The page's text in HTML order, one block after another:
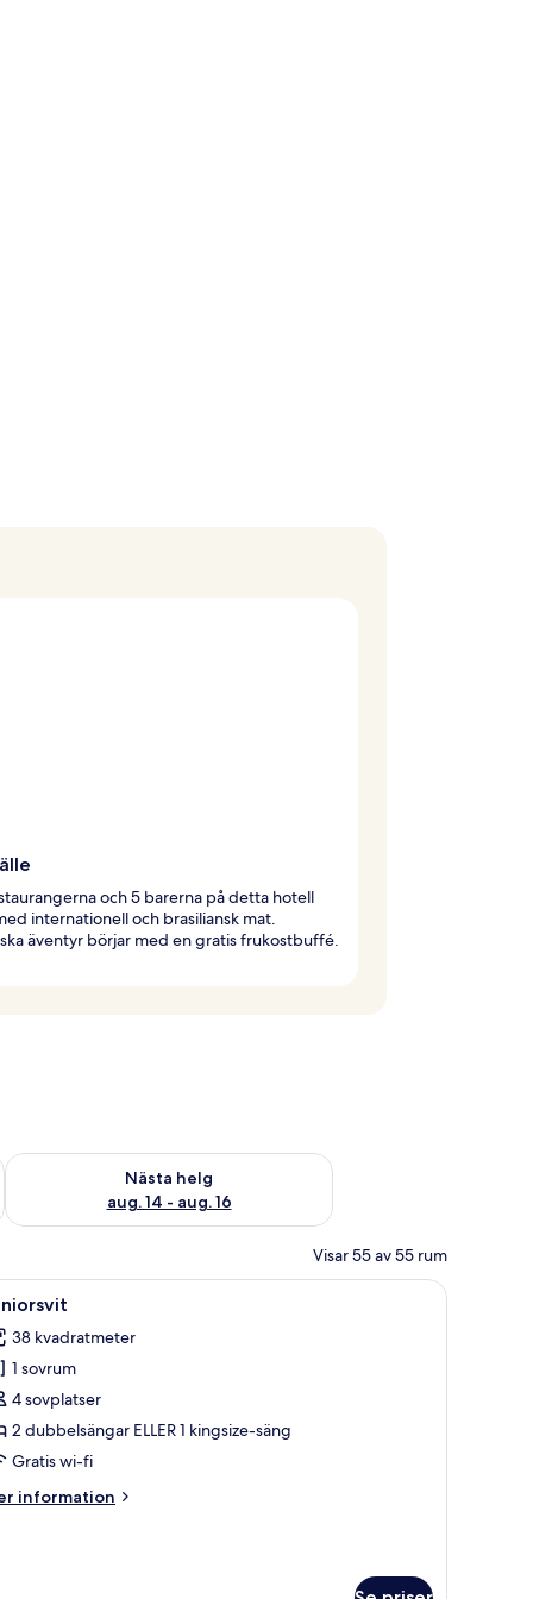
och 5 barerna på detta hotell
internationell och brasiliansk mat.
äventyr börjar med en gratis frukostbuffé.
aug. 7 - aug. 9
Nästa helg
aug. 14 - aug. 16
Kontrollera tillgängligheten för nästa helg aug. 14 - aug. 16
Visar 55 av 55 rum
en stol, en takfläkt och ett fönster med gardiner.
Ett hotellrum med en stor säng, ett
9
38 kvadratmeter
1 sovrum
4 sovplatser
2 dubbelsängar ELLER 1 kingsize-säng
Gratis wi-fi
information